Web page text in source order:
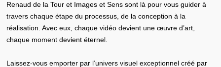
Renaud de la Tour et Images et Sens sont là pour vous guider à
travers chaque étape du processus, de la conception à la
réalisation. Avec eux, chaque vidéo devient une œuvre d’art,
chaque moment devient éternel.
Laissez-vous emporter par l’univers visuel exceptionnel créé par